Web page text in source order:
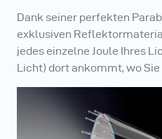
Dank seiner perfekten
exklusiven
jedes einzelne Joule Ihres
Licht) dort ankommt, wo Sie